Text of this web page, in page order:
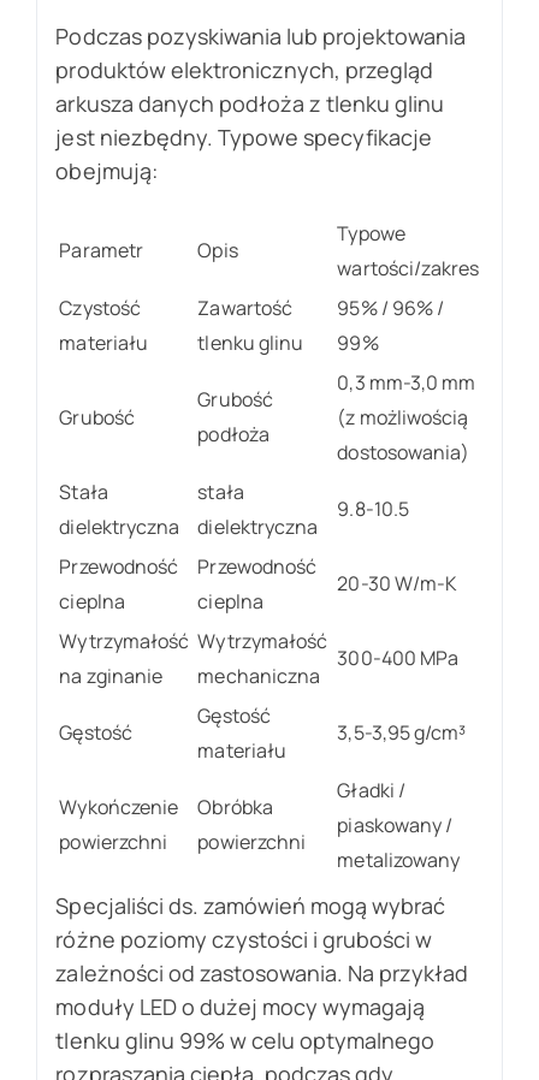
Podczas pozyskiwania lub projektowania
produktów elektronicznych, przegląd
arkusza danych podłoża z tlenku glinu
jest niezbędny. Typowe specyfikacje
obejmują:
Parametr Opis
Typowe
wartości/zakres
Czystość
materiału
Zawartość
tlenku glinu
95% / 96% /
99%
Grubość
Grubość
podłoża
0,3 mm-3,0 mm
(z możliwością
dostosowania)
Stała
dielektryczna
stała
dielektryczna
9.8-10.5
Przewodność
cieplna
Przewodność
cieplna
20-30 W/m-K
Wytrzymałość
na zginanie
Wytrzymałość
mechaniczna
300-400 MPa
Gęstość
Gęstość
materiału
3,5-3,95 g/cm³
Wykończenie
powierzchni
Obróbka
powierzchni
Gładki /
piaskowany /
metalizowany
Specjaliści ds. zamówień mogą wybrać
różne poziomy czystości i grubości w
zależności od zastosowania. Na przykład
moduły LED o dużej mocy wymagają
tlenku glinu 99% w celu optymalnego
rozpraszania ciepła, podczas gdy